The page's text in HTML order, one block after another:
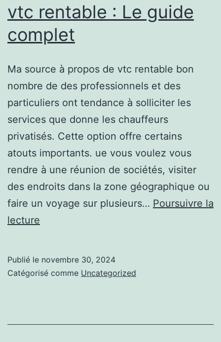
vtc rentable : Le guide
complet
Ma source à propos de vtc rentable bon
nombre de des professionnels et des
particuliers ont tendance à solliciter les
services que donne les chauffeurs
privatisés. Cette option offre certains
atouts importants. ue vous voulez vous
rendre à une réunion de sociétés, visiter
des endroits dans la zone géographique ou
faire un voyage sur plusieurs… Poursuivre la
lecture
Le
Publié le novembre 30, 2024
Catégorisé comme Uncategorized